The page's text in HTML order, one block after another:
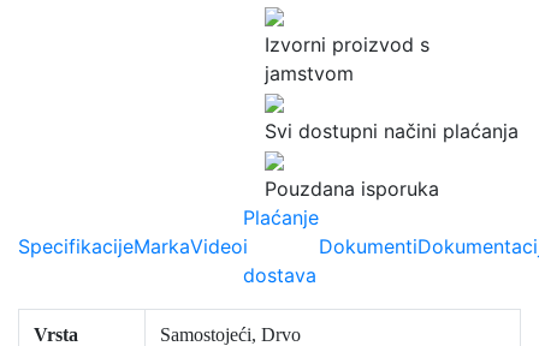
Izvorni proizvod s
jamstvom
Svi dostupni načini plaćanja
Pouzdana isporuka
SpecifikacijeMarkaVideo
Plaćanje
i
dostava
Dokumenti
Vrsta Samostojeći, Drvo